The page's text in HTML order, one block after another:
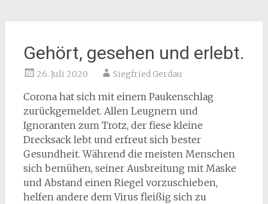
Gehört, gesehen und erlebt.
26. Juli 2020 Siegfried Gerdau
Corona hat sich mit einem Paukenschlag
zurückgemeldet. Allen Leugnern und
Ignoranten zum Trotz, der fiese kleine
Drecksack lebt und erfreut sich bester
Gesundheit. Während die meisten Menschen
sich bemühen, seiner Ausbreitung mit Maske
und Abstand einen Riegel vorzuschieben,
helfen andere dem Virus fleißig sich zu